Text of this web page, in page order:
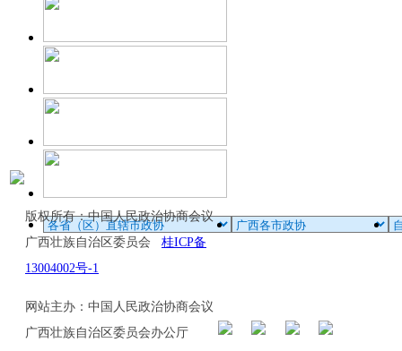
版权所有：中国人民政治协商会议
广西壮族自治区委员会 桂ICP备
13004002号-1
网站主办：中国人民政治协商会议
广西壮族自治区委员会办公厅